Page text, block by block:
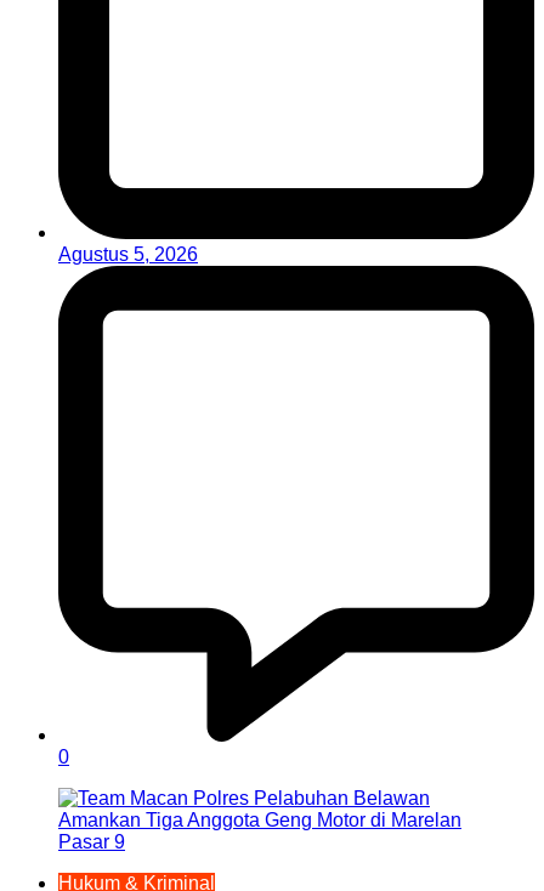
Agustus 5, 2026
0
Hukum & Kriminal